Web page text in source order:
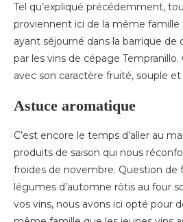
Tel qu’expliqué précédemment,
proviennent ici de la même famille
ayant séjourné dans la barrique
par les vins de cépage Tempranillo.
avec son caractère fruité, souple
Astuce aromatique
C’est encore le temps d’aller au
produits de saison qui nous
froides de novembre. Question de
légumes d’automne rôtis au four
vos vins, nous avons ici opté pour